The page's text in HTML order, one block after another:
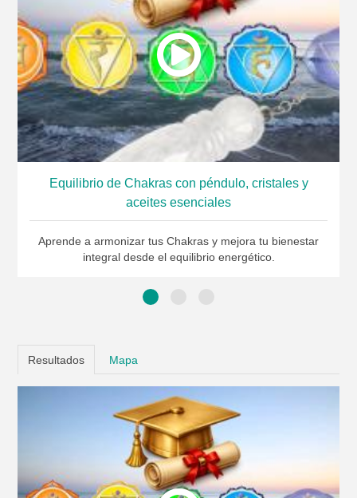
Equilibrio de Chakras con péndulo, cristales y
aceites esenciales
Aprende a armonizar tus Chakras y mejora tu bienestar
integral desde el equilibrio energético.
Resultados Mapa